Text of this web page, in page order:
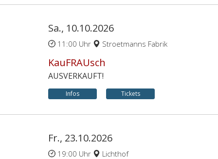
Sa., 10.10.2026
11:00 Uhr Stroetmanns Fabrik
KauFRAUsch
AUSVERKAUFT!
Infos Tickets
Fr., 23.10.2026
19:00 Uhr Lichthof